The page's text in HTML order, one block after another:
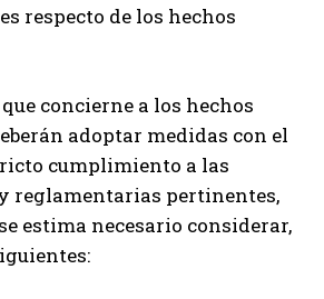
respecto de los hechos
concierne a los hechos
adoptar medidas con el
cumplimiento a las
reglamentarias pertinentes,
estima necesario considerar,